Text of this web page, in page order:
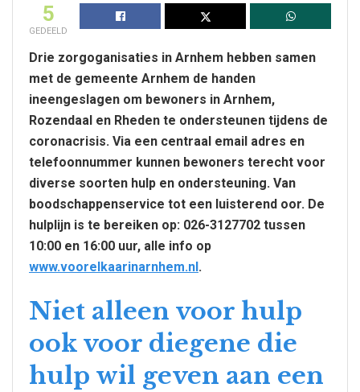
5
GEDEELD
Drie zorgoganisaties in Arnhem hebben samen
met de gemeente Arnhem de handen
ineengeslagen om bewoners in Arnhem,
Rozendaal en Rheden te ondersteunen tijdens de
coronacrisis. Via een centraal email adres en
telefoonnummer kunnen bewoners terecht voor
diverse soorten hulp en ondersteuning. Van
boodschappenservice tot een luisterend oor. De
hulplijn is te bereiken op: 026-3127702 tussen
10:00 en 16:00 uur, alle info op
www.voorelkaarinarnhem.nl.
Niet alleen voor hulp
ook voor diegene die
hulp wil geven aan een